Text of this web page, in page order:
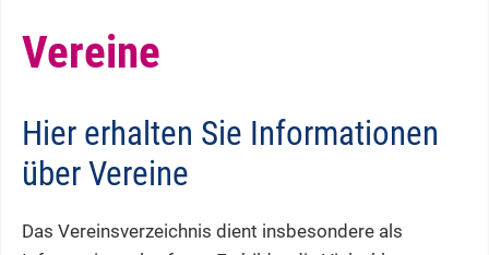
Vereine
Hier erhalten Sie Informationen
über Vereine
Das Vereinsverzeichnis dient insbesondere als